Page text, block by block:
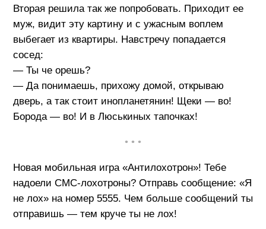
Вторая решила так же попробовать. Приходит ее
муж, видит эту картину и с ужасным воплем
выбегает из квартиры. Навстречу попадается
сосед:
— Ты че орешь?
— Да понимаешь, прихожу домой, открываю
дверь, а так стоит инопланетянин! Щеки — во!
Борода — во! И в Люськиных тапочках!
• • •
Новая мобильная игра «Антилохотрон»! Тебе
надоели СМС-лохотроны? Отправь сообщение: «Я
не лох» на номер 5555. Чем больше сообщений ты
отправишь — тем круче ты не лох!